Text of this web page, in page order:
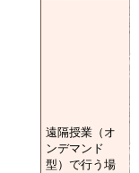
遠隔授業（オ
ンデマンド
型）で行う場